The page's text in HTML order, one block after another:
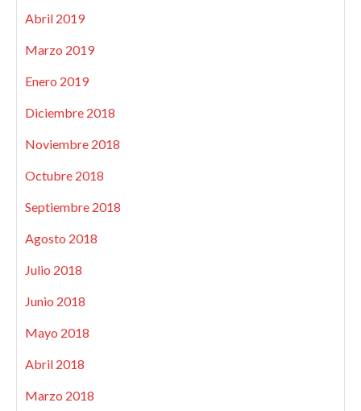
Abril 2019
Marzo 2019
Enero 2019
Diciembre 2018
Noviembre 2018
Octubre 2018
Septiembre 2018
Agosto 2018
Julio 2018
Junio 2018
Mayo 2018
Abril 2018
Marzo 2018